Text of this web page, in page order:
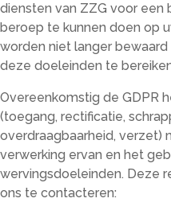
diensten van ZZG voor een
beroep te kunnen doen op
worden niet langer
deze doeleinden te
Overeenkomstig de GDPR
(toegang, rectificatie,
overdraagbaarheid, verzet)
verwerking ervan en het
wervingsdoeleinden. Deze
ons te contacteren: